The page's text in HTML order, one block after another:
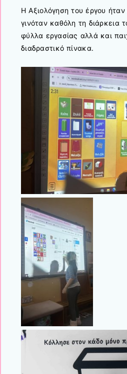
Η Αξιολόγηση του έργου
γινόταν καθόλη τη διάρκεια
φύλλα εργασίας αλλά και
διαδραστικό πίνακα.